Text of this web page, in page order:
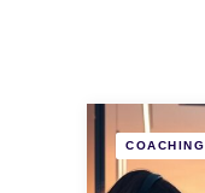
COACHING